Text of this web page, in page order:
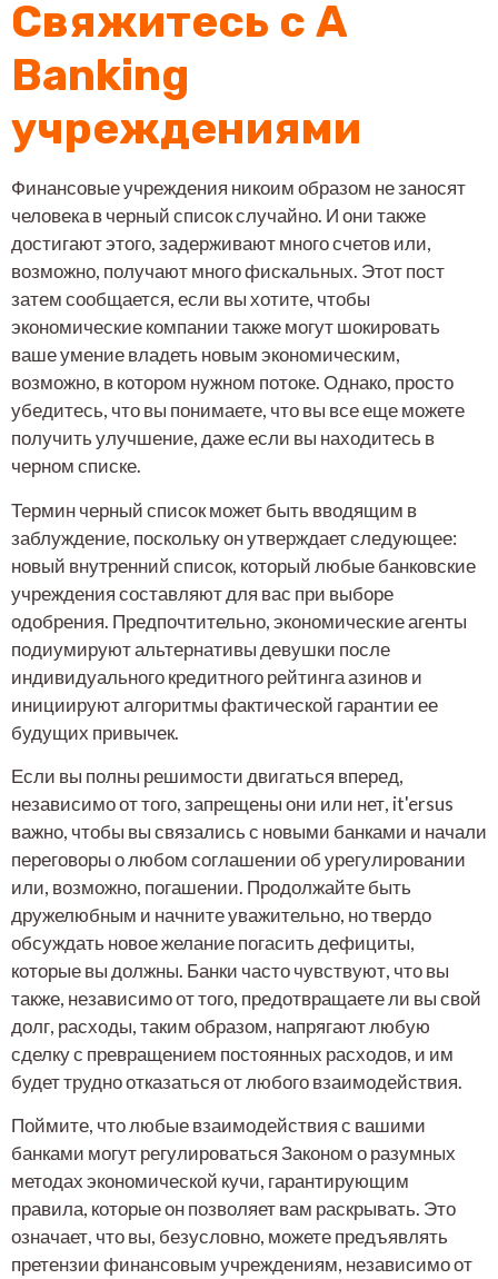
Свяжитесь с A
Banking
учреждениями
Финансовые учреждения никоим образом не заносят
человека в черный список случайно. И они также
достигают этого, задерживают много счетов или,
возможно, получают много фискальных. Этот пост
затем сообщается, если вы хотите, чтобы
экономические компании также могут шокировать
ваше умение владеть новым экономическим,
возможно, в котором нужном потоке. Однако, просто
убедитесь, что вы понимаете, что вы все еще можете
получить улучшение, даже если вы находитесь в
черном списке.
Термин черный список может быть вводящим в
заблуждение, поскольку он утверждает следующее:
новый внутренний список, который любые банковские
учреждения составляют для вас при выборе
одобрения. Предпочтительно, экономические агенты
подиумируют альтернативы девушки после
индивидуального кредитного рейтинга азинов и
инициируют алгоритмы фактической гарантии ее
будущих привычек.
Если вы полны решимости двигаться вперед,
независимо от того, запрещены они или нет, it'ersus
важно, чтобы вы связались с новыми банками и начали
переговоры о любом соглашении об урегулировании
или, возможно, погашении. Продолжайте быть
дружелюбным и начните уважительно, но твердо
обсуждать новое желание погасить дефициты,
которые вы должны. Банки часто чувствуют, что вы
также, независимо от того, предотвращаете ли вы свой
долг, расходы, таким образом, напрягают любую
сделку с превращением постоянных расходов, и им
будет трудно отказаться от любого взаимодействия.
Поймите, что любые взаимодействия с вашими
банками могут регулироваться Законом о разумных
методах экономической кучи, гарантирующим
правила, которые он позволяет вам раскрывать. Это
означает, что вы, безусловно, можете предъявлять
претензии финансовым учреждениям, независимо от